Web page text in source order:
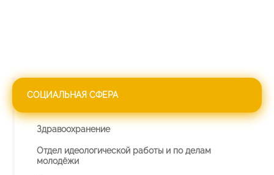
СОЦИАЛЬНАЯ СФЕРА
Здравоохранение
Отдел идеологической работы и по делам
молодёжи